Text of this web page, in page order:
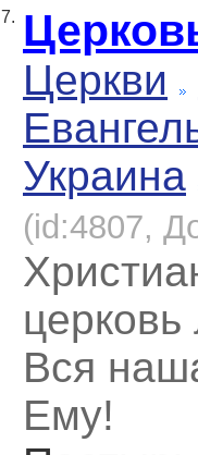
7.
Церкви
Украина
(id:4807,
Вся
Ему!